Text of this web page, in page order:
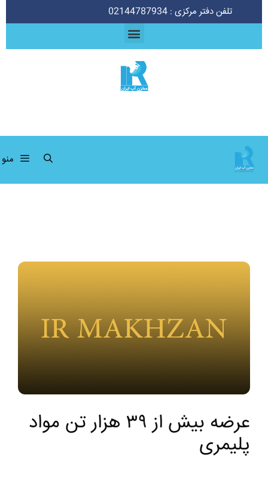
تلفن دفتر مرکزی : 02144787934
منو
عرضه بیش از ۳۹ هزار تن مواد
پلیمری